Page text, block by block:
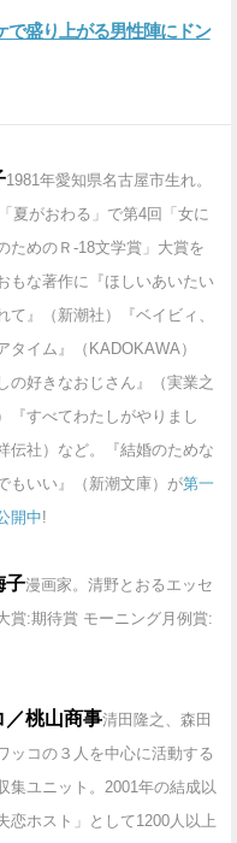
で盛り上がる男性陣にドン
1981年愛知県名古屋市生れ。
夏がおわる」で第4回「女に
ためのＲ-18文学賞」大賞を
もな著作に『ほしいあいたい
て』（新潮社）『ベイビィ、
タイム』（KADOKAWA）
の好きなおじさん』（実業之
『すべてわたしがやりまし
伝社）など。『結婚のためな
もいい』（新潮文庫）が第一
開中!
子漫画家。清野とおるエッセ
賞:期待賞 モーニング月例賞:
／桃山商事清田隆之、森田
ッコの３人を中心に活動する
集ユニット。2001年の結成以
恋ホスト」として1200人以上